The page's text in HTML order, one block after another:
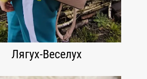
Лягух-Веселух